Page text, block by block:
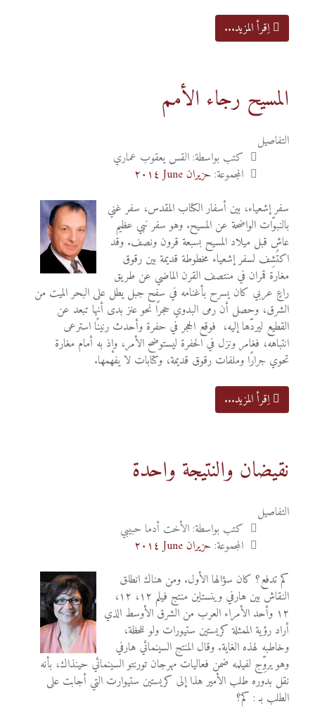
اِقرأ المزيد...
المسيح رجاء الأمم
التفاصيل
كتب بواسطة: القس يعقوب عماري
المجموعة: حزيران June ٢٠١٤
سفر إشعياء، بين أسفار الكتاب المقدس، سفر غني
بالنبوّات الواضحة عن المسيح. وهو سفر نبي عظيم
عاش قبل ميلاد المسيح بسبعة قرون ونصف. وقد
اكتُشِف لسفر إشعياء مخطوطة قديمة بين رقوق
مغارة قمران في منتصف القرن الماضي عن طريق
راعٍ عربي كان يسرح بأغنامه في سفح جبل يطل على البحر الميت من
الشرق، وحصل أن رمى البدوي حجرًا نحو عنز بدى أنها تبعد عن
القطيع ليردّها إليه، فوقع الحجر في حفرة وأحدث رنينًا استرعى
انتباهه، فغامر ونزل في الحفرة ليستوضح الأمر، وإذ به أمام مغارة
تحوي جرارًا وملفات رقوق قديمة، وكتابات لا يفهمها.
اِقرأ المزيد...
نقيضان والنتيجة واحدة
التفاصيل
كتب بواسطة: الأخت أدما حبيبي
المجموعة: حزيران June ٢٠١٤
كم تدفع؟ كان سؤالها الأول. ومن هناك انطلق
النقاش بين هارفي وينستاين منتج فيلم ١٢، ١٢،
١٢ وأحد الأمراء العرب من الشرق الأوسط الذي
أراد رؤية الممثلة كريستين ستيورات ولو للحظة،
وخاطبه لهذه الغاية. وقال المنتج السينمائي هارفي
وهو يروِّج لفيلمه ضمن فعاليات مهرجان تورنتو السينمائي حينذاك، بأنه
نقل بدوره طلب الأمير هذا إلى كريستين ستيوارت التي أجابت على
الطلب بـ : كم؟